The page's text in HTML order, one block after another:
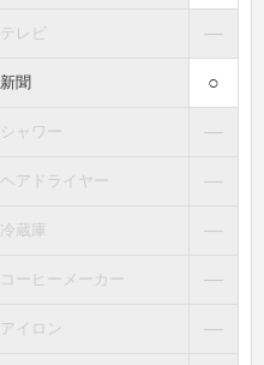
テレビ ―
新聞 ○
シャワー ―
ヘアドライヤー ―
冷蔵庫 ―
コーヒーメーカー ―
アイロン ―